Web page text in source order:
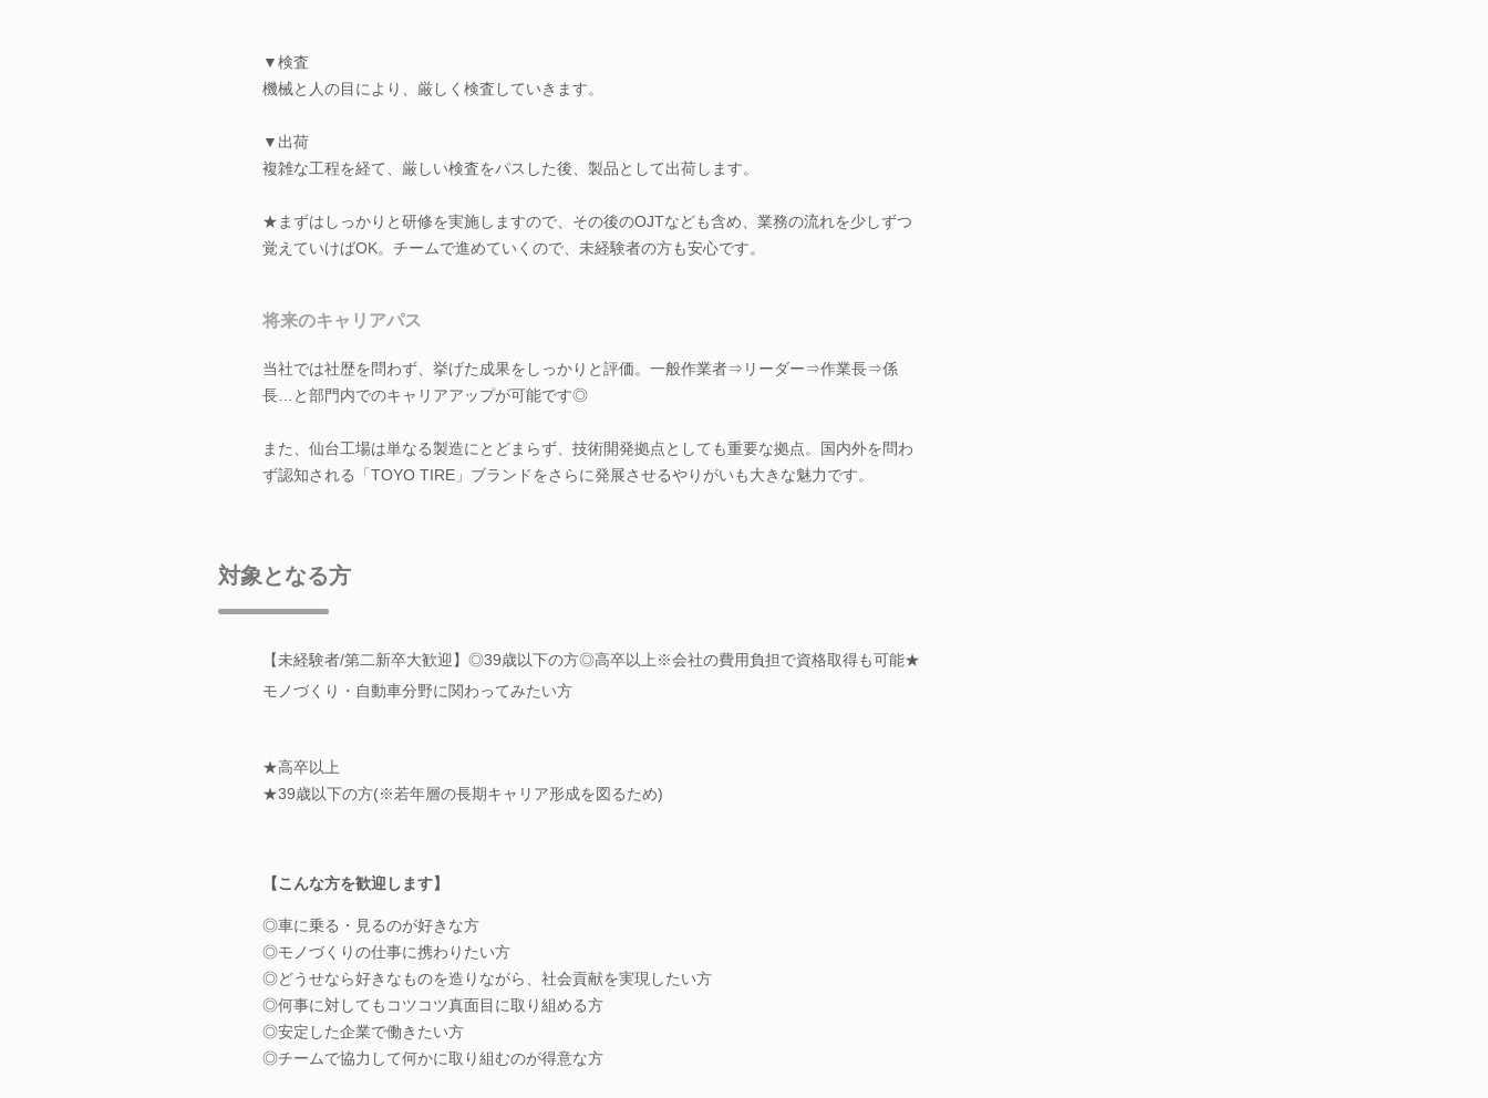
▼検査
機械と人の目により、厳しく検査していきます。
▼出荷
複雑な工程を経て、厳しい検査をパスした後、製品として出荷します。
★まずはしっかりと研修を実施しますので、その後のOJTなども含め、業務の流れを少しずつ
覚えていけばOK。チームで進めていくので、未経験者の方も安心です。
将来のキャリアパス
当社では社歴を問わず、挙げた成果をしっかりと評価。一般作業者⇒リーダー⇒作業長⇒係
長…と部門内でのキャリアアップが可能です◎
また、仙台工場は単なる製造にとどまらず、技術開発拠点としても重要な拠点。国内外を問わ
ず認知される「TOYO TIRE」ブランドをさらに発展させるやりがいも大きな魅力です。
対象となる方
【未経験者/第二新卒大歓迎】◎39歳以下の方◎高卒以上※会社の費用負担で資格取得も可能★
モノづくり・自動車分野に関わってみたい方
★高卒以上
★39歳以下の方(※若年層の長期キャリア形成を図るため)
【こんな方を歓迎します】
◎車に乗る・見るのが好きな方
◎モノづくりの仕事に携わりたい方
◎どうせなら好きなものを造りながら、社会貢献を実現したい方
◎何事に対してもコツコツ真面目に取り組める方
◎安定した企業で働きたい方
◎チームで協力して何かに取り組むのが得意な方